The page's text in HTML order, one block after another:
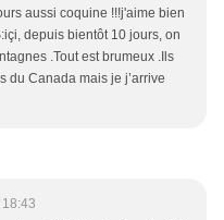
aussi coquine !!!j'aime bien
depuis bientôt 10 jours, on
.Tout est brumeux .Ils
du Canada mais je j’arrive